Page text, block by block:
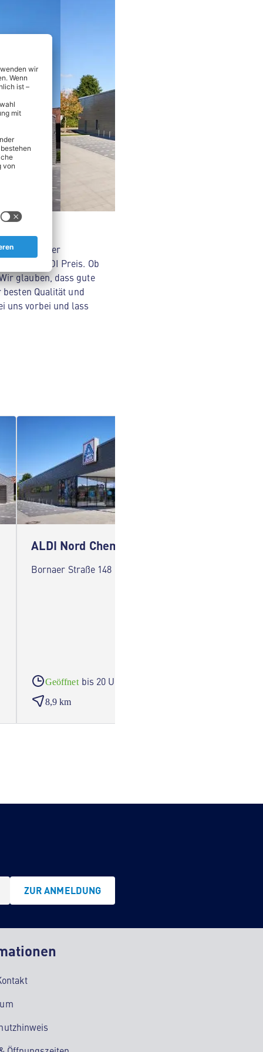
über
ALDI Preis. Ob
glauben, dass gute
Qualität und
uns vorbei und lass
ALDI Nord Chemnitz
Bornaer Straße 148 09114 Chemnitz
Geöffnet bis 20 Uhr
8,9 km
ZUR ANMELDUNG